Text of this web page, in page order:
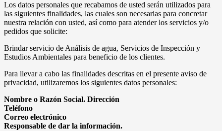
Los datos personales que recabamos de usted serán utilizados para
las siguientes finalidades, las cuales son necesarias para concretar
nuestra relación con usted, así como para atender los servicios y/o
pedidos que solicite:
Brindar servicio de Análisis de agua, Servicios de Inspección y
Estudios Ambientales para beneficio de los clientes.
Para llevar a cabo las finalidades descritas en el presente aviso de
privacidad, utilizaremos los siguientes datos personales:
Nombre o Razón Social. Dirección
Teléfono
Correo electrónico
Responsable de dar la información.